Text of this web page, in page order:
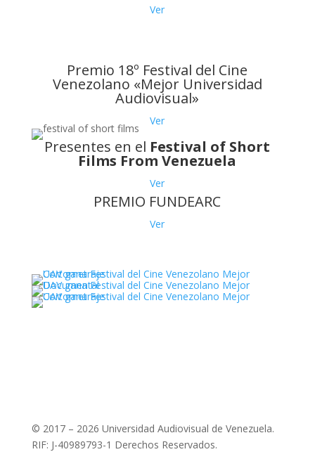
Ver
Premio 18º Festival del Cine
Venezolano «Mejor Universidad
Audiovisual»
Ver
Presentes en el Festival of Short
Films From Venezuela
Ver
PREMIO FUNDEARC
Ver
© 2017 – 2026 Universidad Audiovisual de Venezuela.
RIF: J-40989793-1 Derechos Reservados.